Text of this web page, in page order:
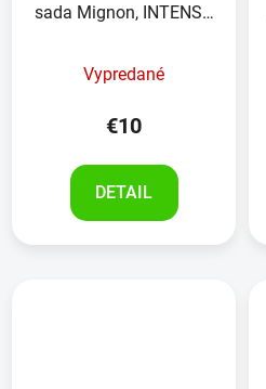
sada Mignon, INTENSO
Vypredané
€10
DETAIL